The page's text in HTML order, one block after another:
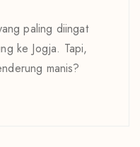
paling diingat
ke Jogja. Tapi,
manis?